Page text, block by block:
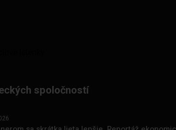
spoločností